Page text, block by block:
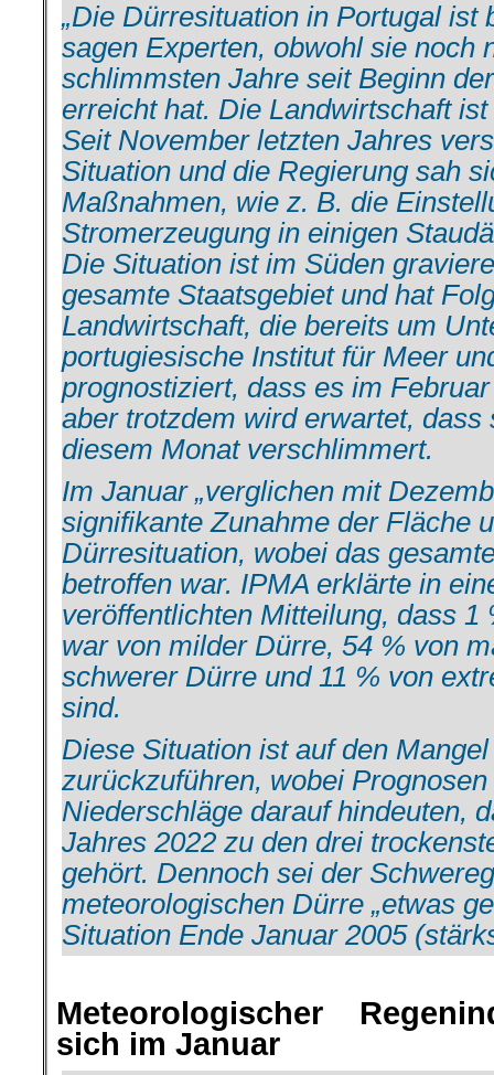
„Die Dürresituation in Portugal ist
sagen Experten, obwohl sie noch
schlimmsten Jahre seit Beginn
erreicht hat. Die Landwirtschaft
Seit November letzten Jahres
Situation und die Regierung sah
Maßnahmen, wie z. B. die
Stromerzeugung in einigen
Die Situation ist im Süden
gesamte Staatsgebiet und hat
Landwirtschaft, die bereits um
portugiesische Institut für Meer
prognostiziert, dass es im
aber trotzdem wird erwartet, dass
diesem Monat verschlimmert.
Im Januar „verglichen mit
signifikante Zunahme der Fläche
Dürresituation, wobei das
betroffen war. IPMA erklärte in
veröffentlichten Mitteilung, dass 1
war von milder Dürre, 54 % von
schwerer Dürre und 11 % von
sind.
Diese Situation ist auf den
zurückzuführen, wobei
Niederschläge darauf hindeuten,
Jahres 2022 zu den drei
gehört. Dennoch sei der
meteorologischen Dürre „etwas
Situation Ende Januar 2005
Meteorologischer
sich im Januar